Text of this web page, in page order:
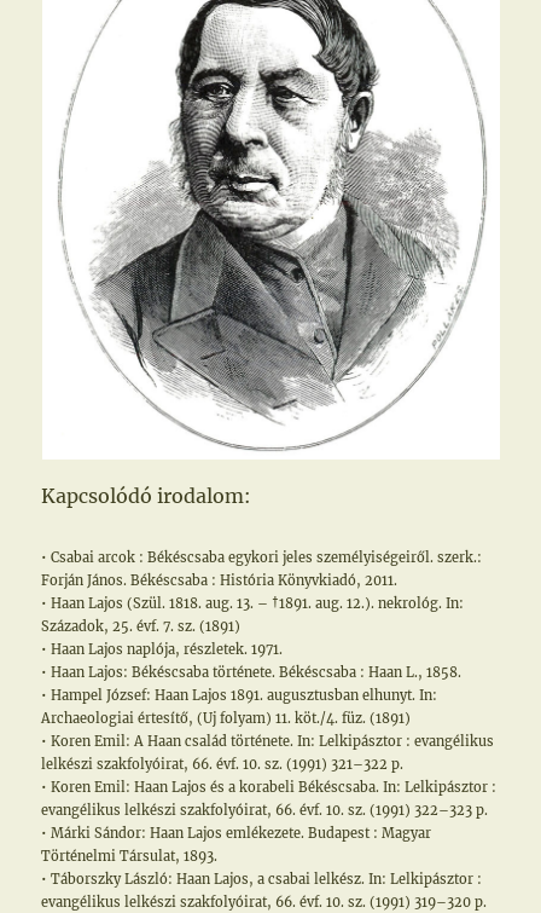
Kapcsolódó irodalom:
• Csabai arcok : Békéscsaba egykori jeles személyiségeiről. szerk.:
Forján János. Békéscsaba : História Könyvkiadó, 2011.
• Haan Lajos (Szül. 1818. aug. 13. – †1891. aug. 12.). nekrológ. In:
Századok, 25. évf. 7. sz. (1891)
• Haan Lajos naplója, részletek. 1971.
• Haan Lajos: Békéscsaba története. Békéscsaba : Haan L., 1858.
• Hampel József: Haan Lajos 1891. augusztusban elhunyt. In:
Archaeologiai értesítő, (Uj folyam) 11. köt./4. füz. (1891)
• Koren Emil: A Haan család története. In: Lelkipásztor : evangélikus
lelkészi szakfolyóirat, 66. évf. 10. sz. (1991) 321–322 p.
• Koren Emil: Haan Lajos és a korabeli Békéscsaba. In: Lelkipásztor :
evangélikus lelkészi szakfolyóirat, 66. évf. 10. sz. (1991) 322–323 p.
• Márki Sándor: Haan Lajos emlékezete. Budapest : Magyar
Történelmi Társulat, 1893.
• Táborszky László: Haan Lajos, a csabai lelkész. In: Lelkipásztor :
evangélikus lelkészi szakfolyóirat, 66. évf. 10. sz. (1991) 319–320 p.